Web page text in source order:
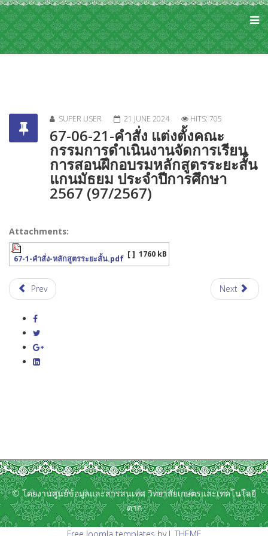
SUPER USER 21 JUNE 2024 HITS: 705
67-06-21-คำสั่ง แต่งตั้งคณะ
กรรมการดำเนินงานจัดการเรียน
การสอนฝึกอบรมหลักสูตรระยะสั้น
แกนมัธยม ประจำปีการศึกษา
2567 (97/2567)
Attachments:
67-1-คำสั่ง-หลักสูตรระยะสั้น.pdf [ ] 1760 kB
Prev Next
© โดยงานศูนย์ข้อมูลและสารสนเทศ วิทยาลัยเกษตรและเทคโนโลยี
ตาก